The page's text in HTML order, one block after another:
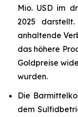
Mio. USD im
2025
anhaltende
das höhere
Goldpreise
wurden.
Die
dem